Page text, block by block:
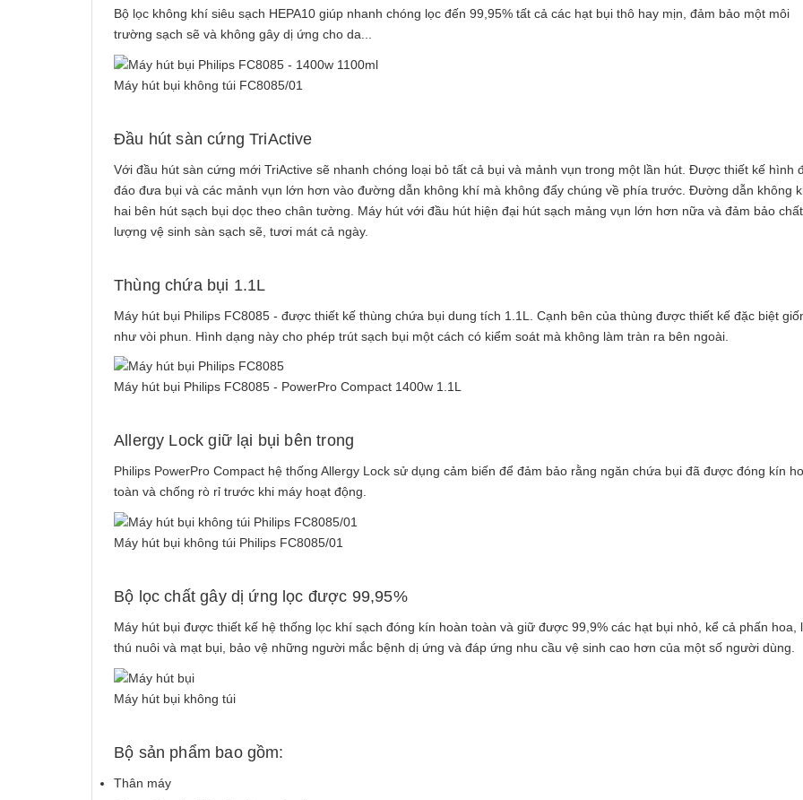
Bộ lọc không khí siêu sạch HEPA10 giúp nhanh chóng lọc đến 99,95% tất cả các hạt bụi thô hay mịn, đảm bảo một môi
trường sạch sẽ và không gây dị ứng cho da...
Máy hút bụi không túi FC8085/01
Đầu hút sàn cứng TriActive
Với đầu hút sàn cứng mới TriActive sẽ nhanh chóng loại bỏ tất cả bụi và mảnh vụn trong một lần hút. Được thiết kế hình
đáo đưa bụi và các mảnh vụn lớn hơn vào đường dẫn không khí mà không đẩy chúng về phía trước. Đường dẫn không
hai bên hút sạch bụi dọc theo chân tường. Máy hút với đầu hút hiện đại hút sạch mảng vụn lớn hơn nữa và đảm bảo chất
lượng vệ sinh sàn sạch sẽ, tươi mát cả ngày.
Thùng chứa bụi 1.1L
Máy hút bụi Philips FC8085 - được thiết kế thùng chứa bụi dung tích 1.1L. Cạnh bên của thùng được thiết kế đặc biệt
như vòi phun. Hình dạng này cho phép trút sạch bụi một cách có kiểm soát mà không làm tràn ra bên ngoài.
Máy hút bụi Philips FC8085 - PowerPro Compact 1400w 1.1L
Allergy Lock giữ lại bụi bên trong
Philips PowerPro Compact hệ thống Allergy Lock sử dụng cảm biến để đảm bảo rằng ngăn chứa bụi đã được đóng kín
toàn và chống rò rỉ trước khi máy hoạt động.
Máy hút bụi không túi Philips FC8085/01
Bộ lọc chất gây dị ứng lọc được 99,95%
Máy hút bụi được thiết kế hệ thống lọc khí sạch đóng kín hoàn toàn và giữ được 99,9% các hạt bụi nhỏ, kể cả phấn hoa,
thú nuôi và mạt bụi, bảo vệ những người mắc bệnh dị ứng và đáp ứng nhu cầu vệ sinh cao hơn của một số người dùng.
Máy hút bụi không túi
Bộ sản phẩm bao gồm:
Thân máy